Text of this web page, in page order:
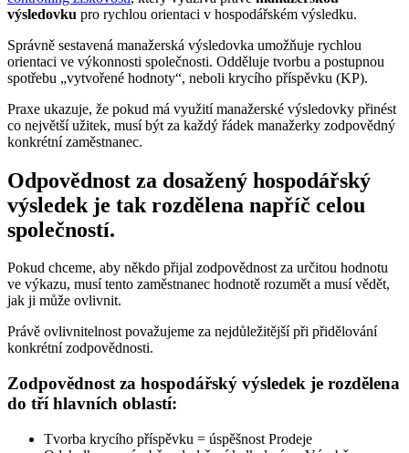
výsledovku pro rychlou orientaci v hospodářském výsledku.
Správně sestavená manažerská výsledovka umožňuje rychlou
orientaci ve výkonnosti společnosti. Odděluje tvorbu a postupnou
spotřebu „vytvořené hodnoty“, neboli krycího příspěvku (KP).
Praxe ukazuje, že pokud má využití manažerské výsledovky přinést
co největší užitek, musí být za každý řádek manažerky zodpovědný
konkrétní zaměstnanec.
Odpovědnost za dosažený hospodářský
výsledek je tak rozdělena napříč celou
společností.
Pokud chceme, aby někdo přijal zodpovědnost za určitou hodnotu
ve výkazu, musí tento zaměstnanec hodnotě rozumět a musí vědět,
jak ji může ovlivnit.
Právě ovlivnitelnost považujeme za nejdůležitější při přidělování
konkrétní zodpovědnosti.
Zodpovědnost za hospodářský výsledek je rozdělena
do tří hlavních oblastí:
Tvorba krycího příspěvku = úspěšnost Prodeje